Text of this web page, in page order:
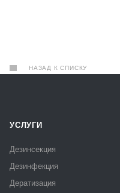
НАЗАД К СПИСКУ
УСЛУГИ
Дезинсекция
Дезинфекция
Дератизация